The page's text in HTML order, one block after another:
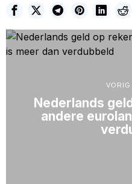
VORIG
Nederlands
andere